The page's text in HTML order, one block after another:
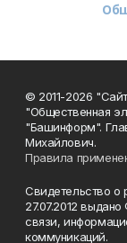
© 2011-2026
"Общественная
"Башинформ".
Михайлович.
Правила
Свидетельство
27.07.2012
связи,
коммуникаций.